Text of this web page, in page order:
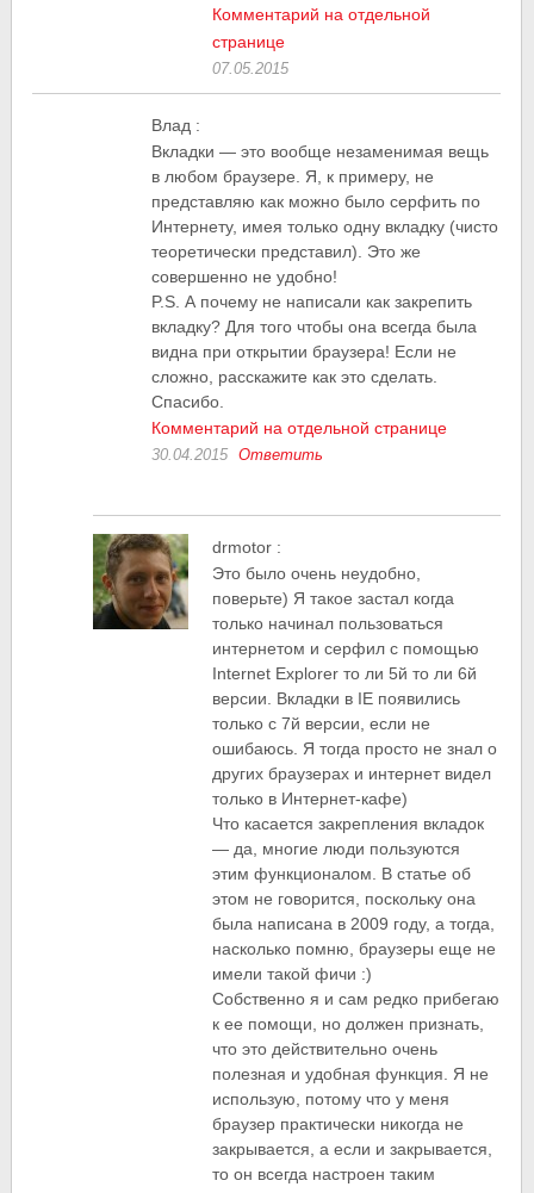
Комментарий на отдельной
странице
07.05.2015
Влад :
Вкладки — это вообще незаменимая вещь
в любом браузере. Я, к примеру, не
представляю как можно было серфить по
Интернету, имея только одну вкладку (чисто
теоретически представил). Это же
совершенно не удобно!
P.S. А почему не написали как закрепить
вкладку? Для того чтобы она всегда была
видна при открытии браузера! Если не
сложно, расскажите как это сделать.
Спасибо.
Комментарий на отдельной странице
30.04.2015 Ответить
drmotor :
Это было очень неудобно,
поверьте) Я такое застал когда
только начинал пользоваться
интернетом и серфил с помощью
Internet Explorer то ли 5й то ли 6й
версии. Вкладки в IE появились
только с 7й версии, если не
ошибаюсь. Я тогда просто не знал о
других браузерах и интернет видел
только в Интернет-кафе)
Что касается закрепления вкладок
— да, многие люди пользуются
этим функционалом. В статье об
этом не говорится, поскольку она
была написана в 2009 году, а тогда,
насколько помню, браузеры еще не
имели такой фичи :)
Собственно я и сам редко прибегаю
к ее помощи, но должен признать,
что это действительно очень
полезная и удобная функция. Я не
использую, потому что у меня
браузер практически никогда не
закрывается, а если и закрывается,
то он всегда настроен таким